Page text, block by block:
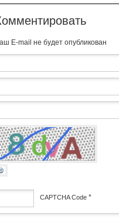
E-mail не будет опубликован
CAPTCHA Code *